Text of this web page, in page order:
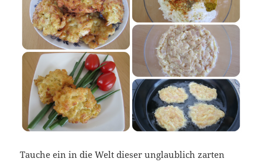
Tauche ein in die Welt dieser unglaublich zarten